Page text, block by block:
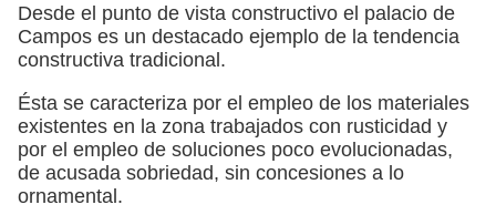
Desde el punto de vista constructivo el palacio de
Campos es un destacado ejemplo de la tendencia
constructiva tradicional.
Ésta se caracteriza por el empleo de los materiales
existentes en la zona trabajados con rusticidad y
por el empleo de soluciones poco evolucionadas,
de acusada sobriedad, sin concesiones a lo
ornamental.